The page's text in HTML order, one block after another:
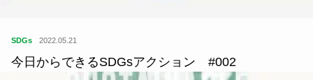
SDGs 2022.05.21
今日からできるSDGsアクション #002